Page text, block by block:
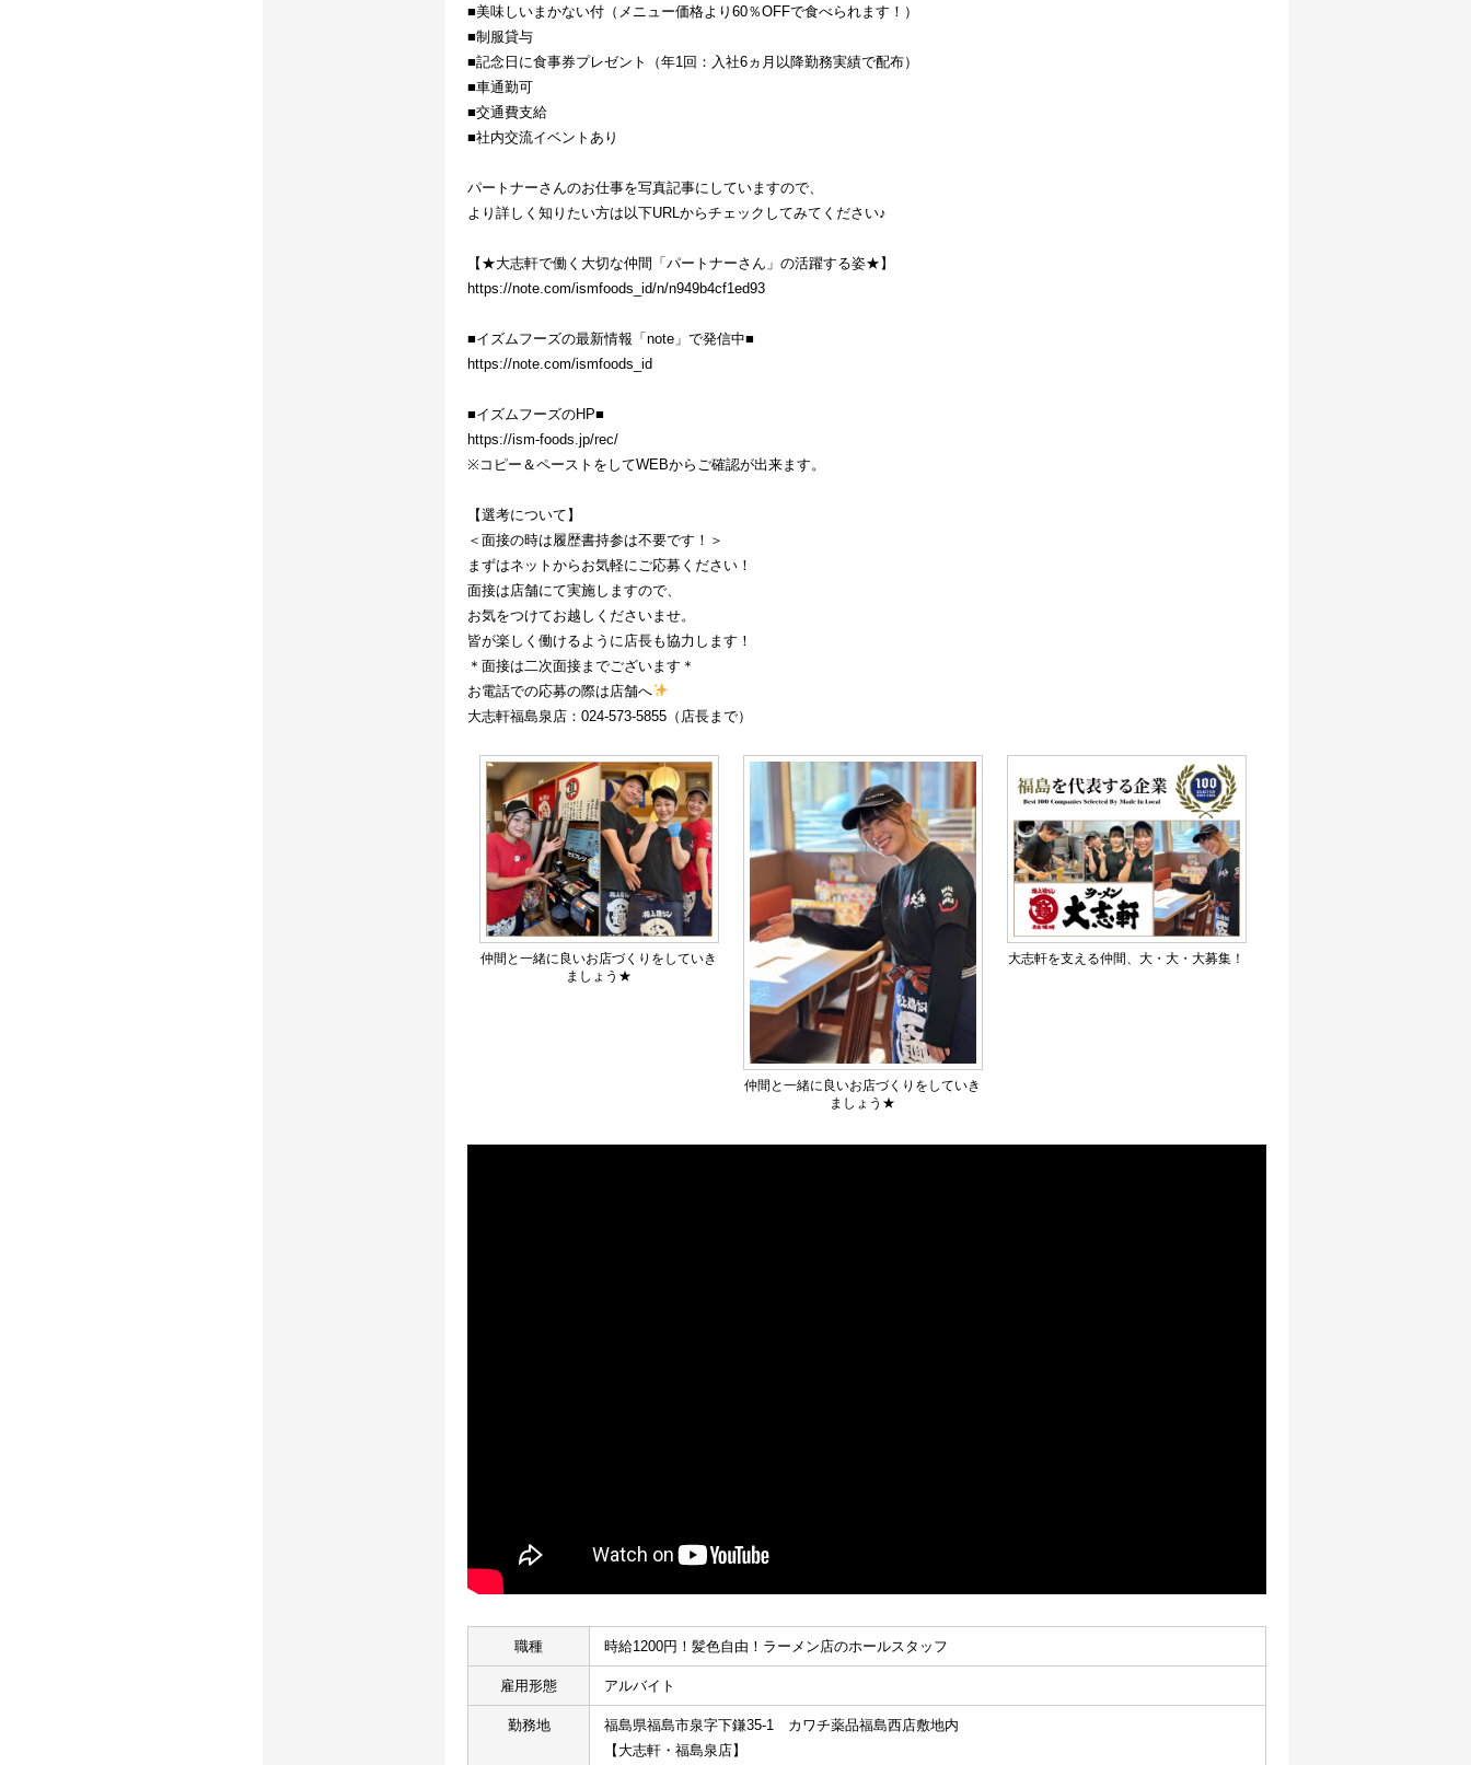
■美味しいまかない付（メニュー価格より60％OFFで食べられます！）
■制服貸与
■記念日に食事券プレゼント（年1回：入社6ヵ月以降勤務実績で配布）
■車通勤可
■交通費支給
■社内交流イベントあり
パートナーさんのお仕事を写真記事にしていますので、
より詳しく知りたい方は以下URLからチェックしてみてください♪
【★大志軒で働く大切な仲間「パートナーさん」の活躍する姿★】
https://note.com/ismfoods_id/n/n949b4cf1ed93
■イズムフーズの最新情報「note」で発信中■
https://note.com/ismfoods_id
■イズムフーズのHP■
https://ism-foods.jp/rec/
※コピー＆ペーストをしてWEBからご確認が出来ます。
【選考について】
＜面接の時は履歴書持参は不要です！＞
まずはネットからお気軽にご応募ください！
面接は店舗にて実施しますので、
お気をつけてお越しくださいませ。
皆が楽しく働けるように店長も協力します！
＊面接は二次面接までございます＊
お電話での応募の際は店舗へ
大志軒福島泉店：024-573-5855（店長まで）
仲間と一緒に良いお店づくりをしていき
ましょう★
仲間と一緒に良いお店づくりをしていき
ましょう★
大志軒を支える仲間、大・大・大募集！
職種 時給1200円！髪色自由！ラーメン店のホールスタッフ
雇用形態 アルバイト
勤務地
福島県福島市泉字下鎌35-1　カワチ薬品福島西店敷地内
【大志軒・福島泉店】